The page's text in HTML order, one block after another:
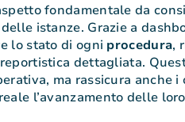
fondamentale da
istanze. Grazie a
lo stato di ogni procedura,
dettagliata.
ma rassicura anche
l’avanzamento delle